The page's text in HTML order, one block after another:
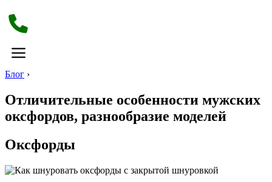
Блог ›
Отличительные особенности мужских
оксфордов, разнообразие моделей
Оксфорды